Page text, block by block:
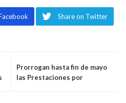
Share on Twitter
Prorrogan hasta fin de mayo
las Prestaciones por